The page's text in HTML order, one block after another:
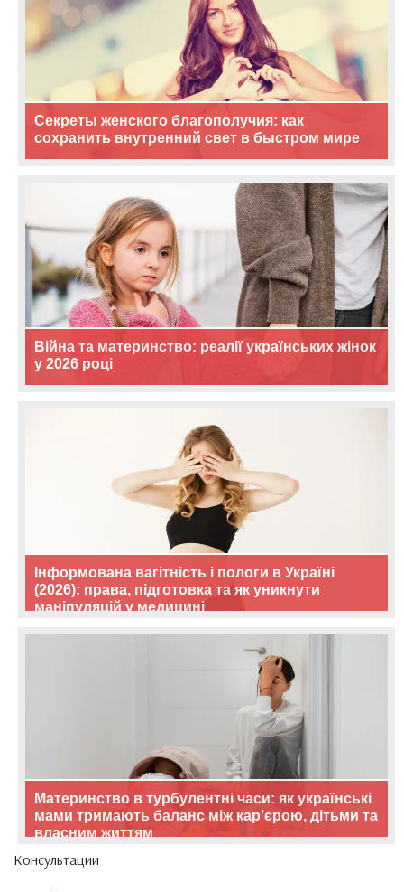
Секреты женского благополучия: как
сохранить внутренний свет в быстром мире
Війна та материнство: реалії українських жінок
у 2026 році
Інформована вагітність і пологи в Україні
(2026): права, підготовка та як уникнути
маніпуляцій у медицині
Материнство в турбулентні часи: як українські
мами тримають баланс між кар’єрою, дітьми та
власним життям
Консультации